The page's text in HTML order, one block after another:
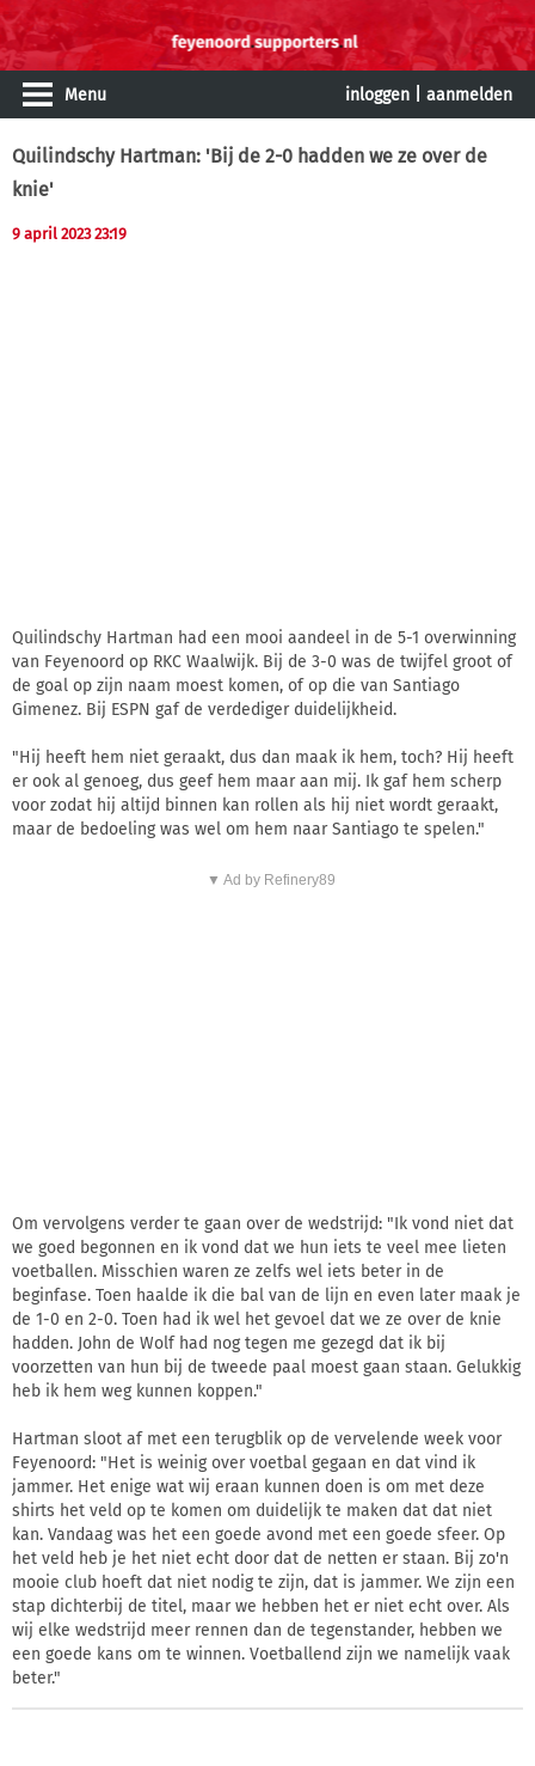
Menu inloggen aanmelden
Quilindschy Hartman: 'Bij de 2-0 hadden we ze over de
knie'
9 april 2023 23:19
Quilindschy Hartman had een mooi aandeel in de 5-1 overwinning
van Feyenoord op RKC Waalwijk. Bij de 3-0 was de twijfel groot of
de goal op zijn naam moest komen, of op die van Santiago
Gimenez. Bij ESPN gaf de verdediger duidelijkheid.
"Hij heeft hem niet geraakt, dus dan maak ik hem, toch? Hij heeft
er ook al genoeg, dus geef hem maar aan mij. Ik gaf hem scherp
voor zodat hij altijd binnen kan rollen als hij niet wordt geraakt,
maar de bedoeling was wel om hem naar Santiago te spelen."
▼ Ad by Refinery89
Om vervolgens verder te gaan over de wedstrijd: "Ik vond niet dat
we goed begonnen en ik vond dat we hun iets te veel mee lieten
voetballen. Misschien waren ze zelfs wel iets beter in de
beginfase. Toen haalde ik die bal van de lijn en even later maak je
de 1-0 en 2-0. Toen had ik wel het gevoel dat we ze over de knie
hadden. John de Wolf had nog tegen me gezegd dat ik bij
voorzetten van hun bij de tweede paal moest gaan staan. Gelukkig
heb ik hem weg kunnen koppen."
Hartman sloot af met een terugblik op de vervelende week voor
Feyenoord: "Het is weinig over voetbal gegaan en dat vind ik
jammer. Het enige wat wij eraan kunnen doen is om met deze
shirts het veld op te komen om duidelijk te maken dat dat niet
kan. Vandaag was het een goede avond met een goede sfeer. Op
het veld heb je het niet echt door dat de netten er staan. Bij zo'n
mooie club hoeft dat niet nodig te zijn, dat is jammer. We zijn een
stap dichterbij de titel, maar we hebben het er niet echt over. Als
wij elke wedstrijd meer rennen dan de tegenstander, hebben we
een goede kans om te winnen. Voetballend zijn we namelijk vaak
beter."